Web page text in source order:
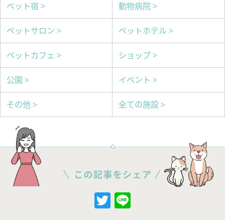
ペット宿 > 動物病院 >
ペットサロン > ペットホテル >
ペットカフェ > ショップ >
公園 > イベント >
その他 > 全ての施設 >
Twitter